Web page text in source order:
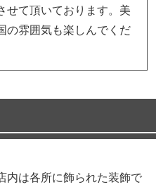
せて頂いております。美
の雰囲気も楽しんでくだ
内は各所に飾られた装飾で